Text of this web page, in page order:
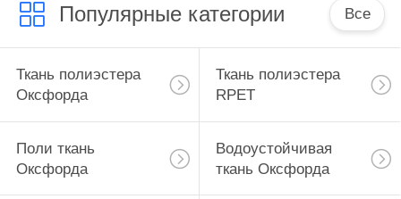
КАРТА
САЙТА
PRIVACY
POLICY
Популярные категории Все
Ткань полиэстера
Оксфорда
Ткань полиэстера
RPET
Поли ткань
Оксфорда
Водоустойчивая
ткань Оксфорда